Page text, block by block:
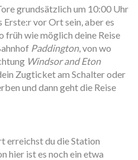
grundsätzlich um 10:00 Uhr
vor Ort sein, aber es
früh wie möglich deine Reise
Paddington, von wo
Windsor and Eton
Zugticket am Schalter oder
und dann geht die Reise
erreichst du die Station
hier ist es noch ein etwa